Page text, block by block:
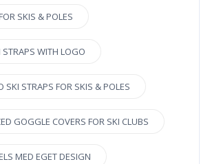
SKIS & POLES
WITH LOGO
SKI STRAPS FOR SKIS & POLES
GOGGLE COVERS FOR SKI CLUBS
MED EGET DESIGN